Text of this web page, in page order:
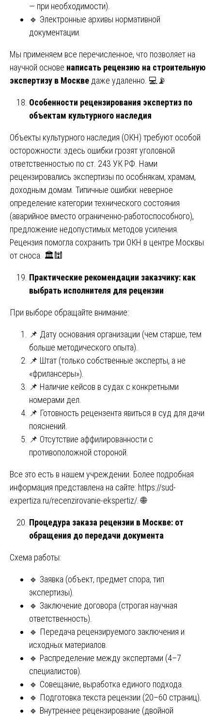
— при необходимости).
🔹 Электронные архивы нормативной
документации.
Мы применяем все перечисленное, что позволяет на
научной основе написать рецензию на строительную
экспертизу в Москве даже удаленно. 💻📡
Особенности рецензирования экспертиз по
объектам культурного наследия
Объекты культурного наследия (ОКН) требуют особой
осторожности: здесь ошибки грозят уголовной
ответственностью по ст. 243 УК РФ. Нами
рецензировались экспертизы по особнякам, храмам,
доходным домам. Типичные ошибки: неверное
определение категории технического состояния
(аварийное вместо ограниченно-работоспособного),
предложение недопустимых методов усиления.
Рецензия помогла сохранить три ОКН в центре Москвы
от сноса. 🏛️🕍
Практические рекомендации заказчику: как
выбрать исполнителя для рецензии
При выборе обращайте внимание:
📌 Дату основания организации (чем старше, тем
больше методического опыта).
📌 Штат (только собственные эксперты, а не
«фрилансеры»).
📌 Наличие кейсов в судах с конкретными
номерами дел.
📌 Готовность рецензента явиться в суд для дачи
пояснений.
📌 Отсутствие аффилированности с
противоположной стороной.
Все это есть в нашем учреждении. Более подробная
информация представлена на сайте: https://sud-
expertiza.ru/recenzirovanie-ekspertiz/ . 🌐
Процедура заказа рецензии в Москве: от
обращения до передачи документа
Схема работы:
🔹 Заявка (объект, предмет спора, тип
экспертизы).
🔹 Заключение договора (строгая научная
ответственность).
🔹 Передача рецензируемого заключения и
исходных материалов.
🔹 Распределение между экспертами (4–7
специалистов).
🔹 Совещание, выработка единого подхода.
🔹 Подготовка текста рецензии (20–60 страниц).
🔹 Внутреннее рецензирование (двойной